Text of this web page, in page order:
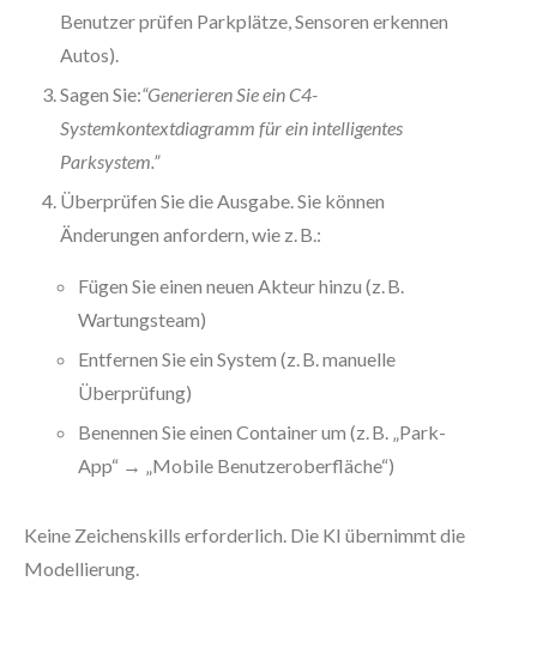
Benutzer prüfen Parkplätze, Sensoren erkennen
Autos).
Sagen Sie:“Generieren Sie ein C4-
Systemkontextdiagramm für ein intelligentes
Parksystem.”
Überprüfen Sie die Ausgabe. Sie können
Änderungen anfordern, wie z. B.:
Fügen Sie einen neuen Akteur hinzu (z. B.
Wartungsteam)
Entfernen Sie ein System (z. B. manuelle
Überprüfung)
Benennen Sie einen Container um (z. B. „Park-
App“ → „Mobile Benutzeroberfläche“)
Keine Zeichenskills erforderlich. Die KI übernimmt die
Modellierung.